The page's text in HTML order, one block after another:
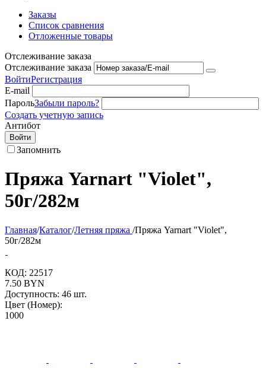
Заказы
Список сравнения
Отложенные товары
Отслеживание заказа
Отслеживание заказа
ВойтиРегистрация
E-mail
ПарольЗабыли пароль?
Создать учетную запись
Антибот
Войти
Запомнить
Пряжа Yarnart "Violet",
50г/282м
Главная/Каталог/Летняя пряжа /Пряжа Yarnart "Violet",
50г/282м
КОД: 22517
7.50 BYN
Доступность: 46 шт.
Цвет (Номер):
1000